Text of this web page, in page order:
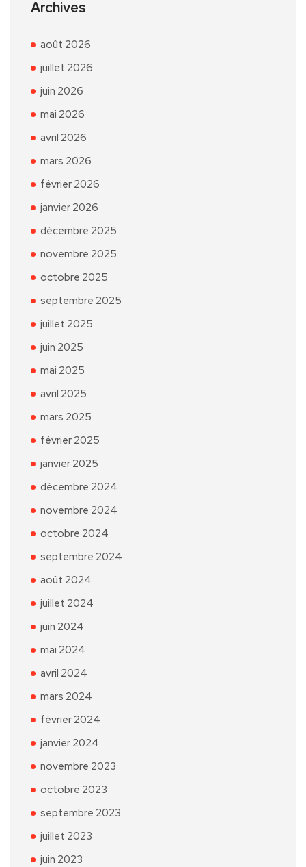
Archives
août 2026
juillet 2026
juin 2026
mai 2026
avril 2026
mars 2026
février 2026
janvier 2026
décembre 2025
novembre 2025
octobre 2025
septembre 2025
juillet 2025
juin 2025
mai 2025
avril 2025
mars 2025
février 2025
janvier 2025
décembre 2024
novembre 2024
octobre 2024
septembre 2024
août 2024
juillet 2024
juin 2024
mai 2024
avril 2024
mars 2024
février 2024
janvier 2024
novembre 2023
octobre 2023
septembre 2023
juillet 2023
juin 2023